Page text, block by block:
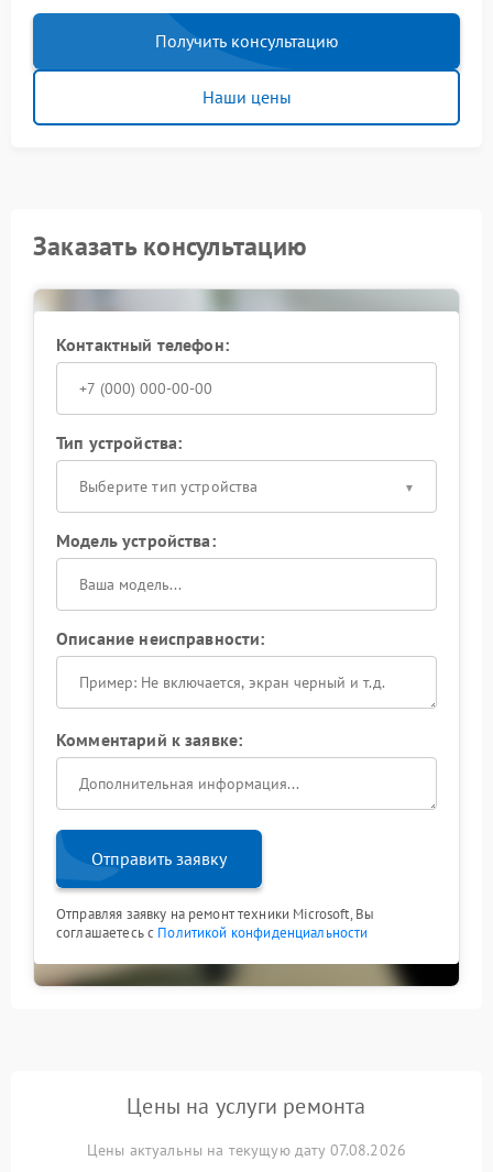
Получить консультацию
Наши цены
Заказать консультацию
Контактный телефон:
Тип устройства:
Выберите тип устройства
Модель устройства:
Описание неисправности:
Комментарий к заявке:
Отправить заявку
Отправляя заявку на ремонт техники Microsoft, Вы
соглашаетесь с Политикой конфиденциальности
Цены на услуги ремонта
Цены актуальны на текущую дату 07.08.2026